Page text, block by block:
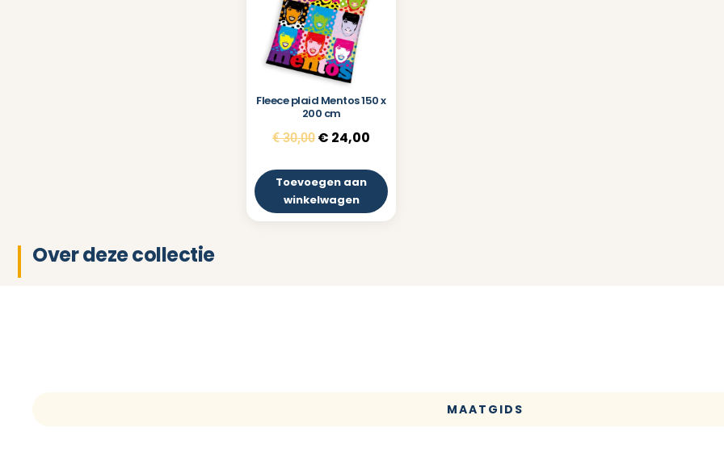
Fleece plaid Mentos 150 x
200 cm
€30,00 € 24,00
Toevoegen aan
winkelwagen
Over deze collectie
MAATGIDS